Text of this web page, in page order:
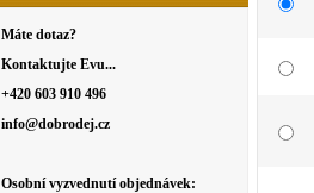
Máte dotaz?
Kontaktujte Evu...
+420 603 910 496
info@dobrodej.cz
Osobní vyzvednutí objednávek: